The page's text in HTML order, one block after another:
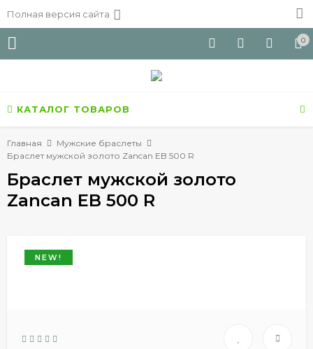
Полная версия сайта
0
КАТАЛОГ ТОВАРОВ
Главная
Мужские браслеты
Браслет мужской золото Zancan EB 500 R
Браслет мужской золото
Zancan EB 500 R
NEW!